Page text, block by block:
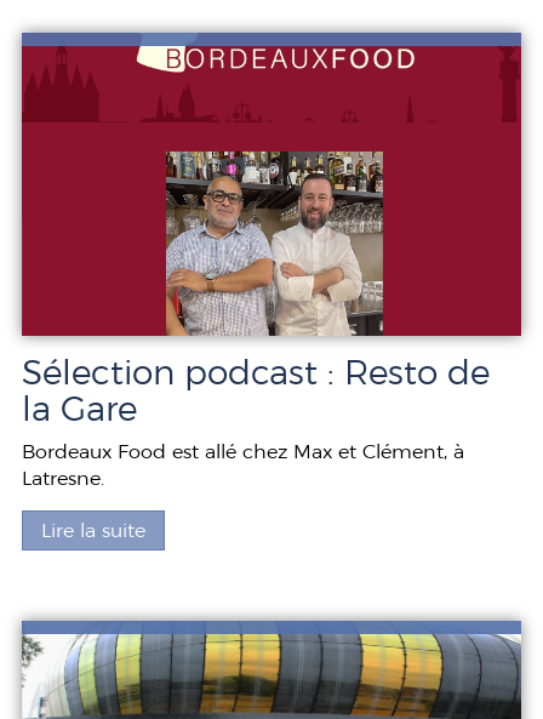
Sélection podcast : Resto de
la Gare
Bordeaux Food est allé chez Max et Clément, à
Latresne.
Lire la suite